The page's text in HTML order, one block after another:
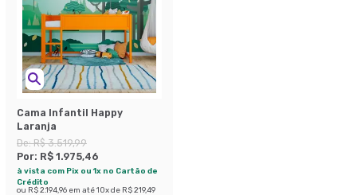
Cama Infantil Happy
Laranja
De:R$ 3.519,99
Por: R$ 1.975,46
à vista com Pix ou 1x no Cartão de
Crédito
ou R$ 2.194,96 em até10x de R$ 219,49